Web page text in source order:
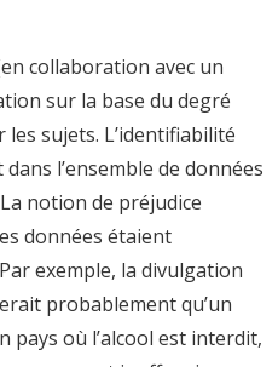
collaboration avec un
sur la base du degré
sujets. L’identifiabilité
l’ensemble de données
notion de préjudice
données étaient
exemple, la divulgation
probablement qu’un
pays où l’alcool est interdit,